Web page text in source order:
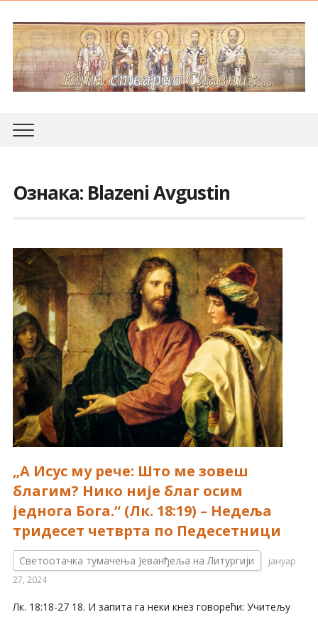
Ознака: Blazeni Avgustin
„А Исус му рече: Што ме зовеш
благим? Нико није благ осим
једнога Бога.“ (Лк. 18:19) – Недеља
тридесет четврта по Педесетници
Светоотачка тумачења Јеванђеља на Литургији
јануар
27, 2024
Лк. 18:18-27 18. И запита га неки кнез говорећи: Учитељу